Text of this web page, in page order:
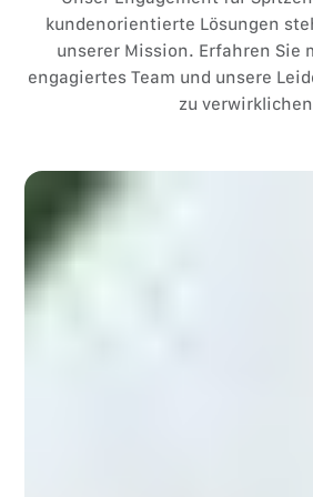
kundenorientierte Lösungen
unserer Mission. Erfahren Sie
engagiertes Team und unsere
zu